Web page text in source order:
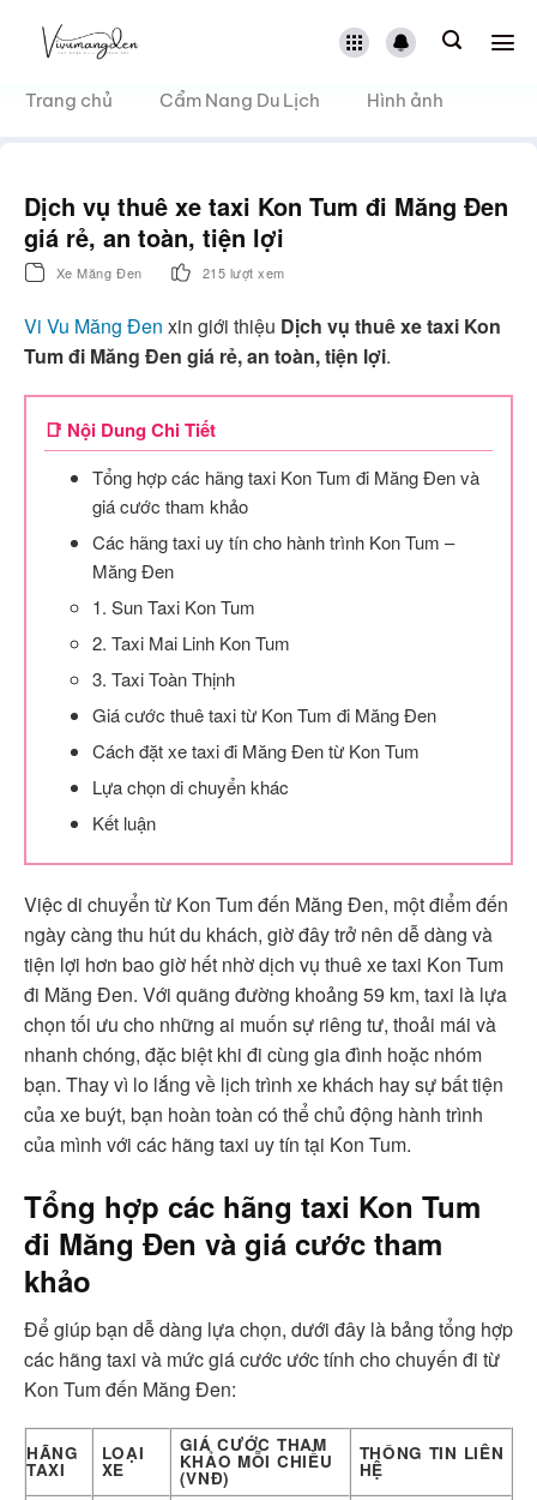
dungTrang chủ Cẩm Nang Du Lịch Hình ảnh
Dịch vụ thuê xe taxi Kon Tum đi Măng Đen
giá rẻ, an toàn, tiện lợi
Xe Măng Đen 215 lượt xem
Vi Vu Măng Đen xin giới thiệu Dịch vụ thuê xe taxi Kon
Tum đi Măng Đen giá rẻ, an toàn, tiện lợi.
📑 Nội Dung Chi Tiết
Tổng hợp các hãng taxi Kon Tum đi Măng Đen và
giá cước tham khảo
Các hãng taxi uy tín cho hành trình Kon Tum –
Măng Đen
1. Sun Taxi Kon Tum
2. Taxi Mai Linh Kon Tum
3. Taxi Toàn Thịnh
Giá cước thuê taxi từ Kon Tum đi Măng Đen
Cách đặt xe taxi đi Măng Đen từ Kon Tum
Lựa chọn di chuyển khác
Kết luận
Việc di chuyển từ Kon Tum đến Măng Đen, một điểm đến
ngày càng thu hút du khách, giờ đây trở nên dễ dàng và
tiện lợi hơn bao giờ hết nhờ dịch vụ thuê xe taxi Kon Tum
đi Măng Đen. Với quãng đường khoảng 59 km, taxi là lựa
chọn tối ưu cho những ai muốn sự riêng tư, thoải mái và
nhanh chóng, đặc biệt khi đi cùng gia đình hoặc nhóm
bạn. Thay vì lo lắng về lịch trình xe khách hay sự bất tiện
của xe buýt, bạn hoàn toàn có thể chủ động hành trình
của mình với các hãng taxi uy tín tại Kon Tum.
Tổng hợp các hãng taxi Kon Tum
đi Măng Đen và giá cước tham
khảo
Để giúp bạn dễ dàng lựa chọn, dưới đây là bảng tổng hợp
các hãng taxi và mức giá cước ước tính cho chuyến đi từ
Kon Tum đến Măng Đen:
HÃNG
TAXI
LOẠI
XE
GIÁ CƯỚC THAM
KHẢO MỖI CHIỀU
(VNĐ)
THÔNG TIN LIÊN
HỆ